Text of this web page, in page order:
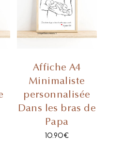
Affiche A4
Minimaliste
personnalisée
Dans les bras de
Papa
10.90€